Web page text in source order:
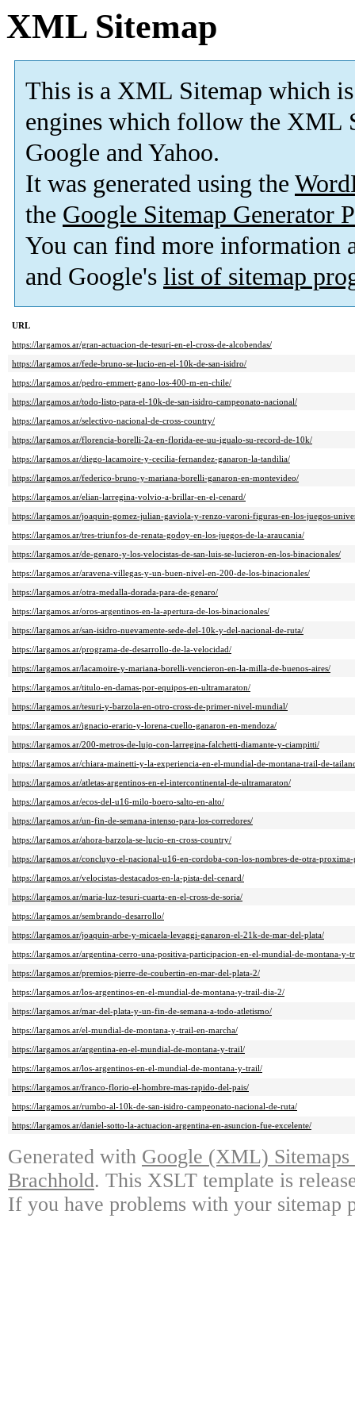
XML Sitemap
This is a XML Sitemap which is
engines which follow the XML
Google and Yahoo.
It was generated using the
the Google Sitemap Generator
You can find more information
and Google's list of sitemap
URL
https://largamos.ar/gran-actuacion-de-tesuri-en-el-cross-de-alcobendas/
https://largamos.ar/fede-bruno-se-lucio-en-el-10k-de-san-isidro/
https://largamos.ar/pedro-emmert-gano-los-400-m-en-chile/
https://largamos.ar/todo-listo-para-el-10k-de-san-isidro-campeonato-nacional/
https://largamos.ar/selectivo-nacional-de-cross-country/
https://largamos.ar/florencia-borelli-2a-en-florida-ee-uu-igualo-su-record-de-10k/
https://largamos.ar/diego-lacamoire-y-cecilia-fernandez-ganaron-la-tandilia/
https://largamos.ar/federico-bruno-y-mariana-borelli-ganaron-en-montevideo/
https://largamos.ar/elian-larregina-volvio-a-brillar-en-el-cenard/
https://largamos.ar/joaquin-gomez-julian-gaviola-y-renzo-varoni-figuras-en-los-juegos-
https://largamos.ar/tres-triunfos-de-renata-godoy-en-los-juegos-de-la-araucania/
https://largamos.ar/de-genaro-y-los-velocistas-de-san-luis-se-lucieron-en-los-binacionales/
https://largamos.ar/aravena-villegas-y-un-buen-nivel-en-200-de-los-binacionales/
https://largamos.ar/otra-medalla-dorada-para-de-genaro/
https://largamos.ar/oros-argentinos-en-la-apertura-de-los-binacionales/
https://largamos.ar/san-isidro-nuevamente-sede-del-10k-y-del-nacional-de-ruta/
https://largamos.ar/programa-de-desarrollo-de-la-velocidad/
https://largamos.ar/lacamoire-y-mariana-borelli-vencieron-en-la-milla-de-buenos-aires/
https://largamos.ar/titulo-en-damas-por-equipos-en-ultramaraton/
https://largamos.ar/tesuri-y-barzola-en-otro-cross-de-primer-nivel-mundial/
https://largamos.ar/ignacio-erario-y-lorena-cuello-ganaron-en-mendoza/
https://largamos.ar/200-metros-de-lujo-con-larregina-falchetti-diamante-y-ciampitti/
https://largamos.ar/chiara-mainetti-y-la-experiencia-en-el-mundial-de-montana-trail-de-
https://largamos.ar/atletas-argentinos-en-el-intercontinental-de-ultramaraton/
https://largamos.ar/ecos-del-u16-milo-boero-salto-en-alto/
https://largamos.ar/un-fin-de-semana-intenso-para-los-corredores/
https://largamos.ar/ahora-barzola-se-lucio-en-cross-country/
https://largamos.ar/concluyo-el-nacional-u16-en-cordoba-con-los-nombres-de-otra-proxima-
https://largamos.ar/velocistas-destacados-en-la-pista-del-cenard/
https://largamos.ar/maria-luz-tesuri-cuarta-en-el-cross-de-soria/
https://largamos.ar/sembrando-desarrollo/
https://largamos.ar/joaquin-arbe-y-micaela-levaggi-ganaron-el-21k-de-mar-del-plata/
https://largamos.ar/argentina-cerro-una-positiva-participacion-en-el-mundial-de-montana-y-
https://largamos.ar/premios-pierre-de-coubertin-en-mar-del-plata-2/
https://largamos.ar/los-argentinos-en-el-mundial-de-montana-y-trail-dia-2/
https://largamos.ar/mar-del-plata-y-un-fin-de-semana-a-todo-atletismo/
https://largamos.ar/el-mundial-de-montana-y-trail-en-marcha/
https://largamos.ar/argentina-en-el-mundial-de-montana-y-trail/
https://largamos.ar/los-argentinos-en-el-mundial-de-montana-y-trail/
https://largamos.ar/franco-florio-el-hombre-mas-rapido-del-pais/
https://largamos.ar/rumbo-al-10k-de-san-isidro-campeonato-nacional-de-ruta/
https://largamos.ar/daniel-sotto-la-actuacion-argentina-en-asuncion-fue-excelente/
Generated with Google (XML)
Brachhold. This XSLT template is
If you have problems with your sitemap